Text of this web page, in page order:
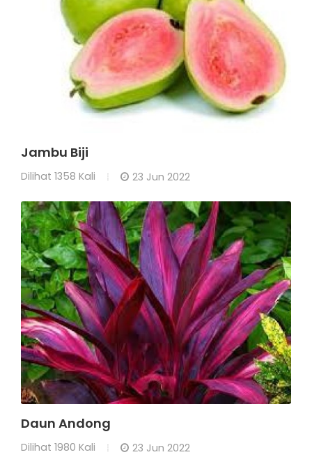
Jambu Biji
Dilihat 1358 Kali 23 Jun 2022
Daun Andong
Dilihat 1980 Kali 23 Jun 2022